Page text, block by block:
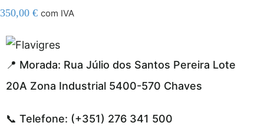
350,00 € com IVA
resmi adresi
📍 Morada: Rua Júlio dos Santos Pereira Lote
20A Zona Industrial 5400-570 Chaves
📞 Telefone: (+351) 276 341 500